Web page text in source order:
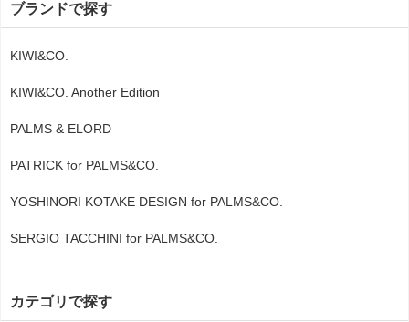
ブランドで探す
KIWI&CO.
KIWI&CO. Another Edition
PALMS & ELORD
PATRICK for PALMS&CO.
YOSHINORI KOTAKE DESIGN for PALMS&CO.
SERGIO TACCHINI for PALMS&CO.
カテゴリで探す